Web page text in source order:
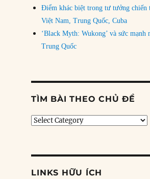
Điểm khác biệt trong tư tưởng chiến
Việt Nam, Trung Quốc, Cuba
‘Black Myth: Wukong’ và sức mạnh
Trung Quốc
TÌM BÀI THEO CHỦ ĐỀ
Tìm
LINKS HỮU ÍCH